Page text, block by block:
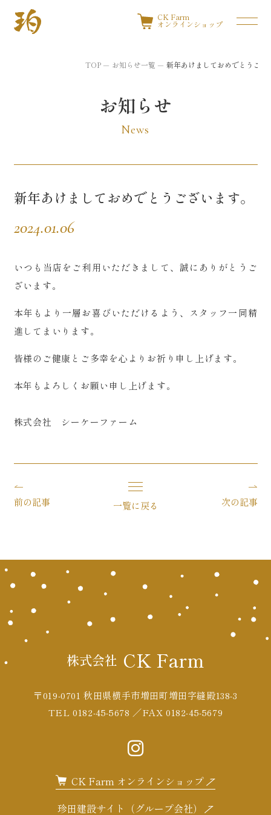
CK Farm
オンラインショップ
TOP お知らせ一覧 新年あけましておめでとうござ
お知らせ
News
新年あけましておめでとうございます。
2024.01.06
いつも当店をご利用いただきまして、誠にありがとうご
ざいます。
本年もより一層お喜びいただけるよう、スタッフ一同精
進してまいります。
皆様のご健康とご多幸を心よりお祈り申し上げます。
本年もよろしくお願い申し上げます。
株式会社 シーケーファーム
前の記事 一覧に戻る 次の記事
株式会社 CK Farm
〒019-0701 秋田県横手市増田町増田字縫殿138-3
TEL 0182-45-5678 ／FAX 0182-45-5679
CK Farm オンラインショップ
珍田建設サイト（グループ会社）